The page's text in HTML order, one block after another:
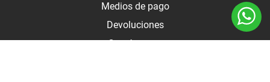
Medios de pago
Devoluciones
Contáctanos